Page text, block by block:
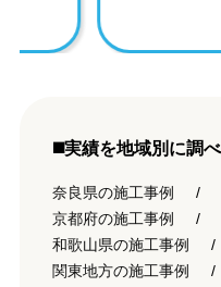
◼️実績を地域別に調
奈良県の施工事例
京都府の施工事例
和歌山県の施工事例
関東地方の施工事例